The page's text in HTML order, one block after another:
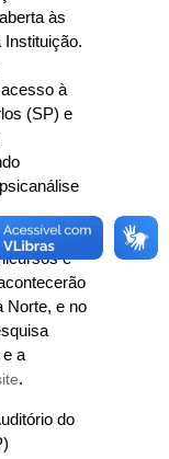
às
Instituição.
à
(SP) e
e
Norte, e no
a
.
do